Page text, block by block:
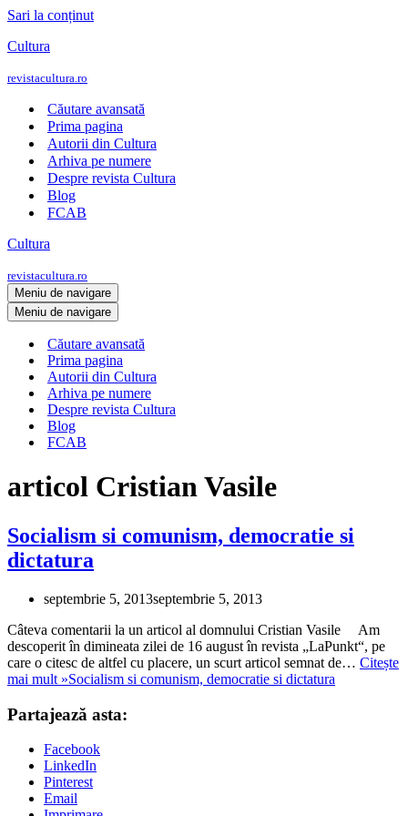
Sari la conținut
Cultura
revistacultura.ro
Căutare avansată
Prima pagina
Autorii din Cultura
Arhiva pe numere
Despre revista Cultura
Blog
FCAB
Cultura
revistacultura.ro
Meniu de navigare
Meniu de navigare
Căutare avansată
Prima pagina
Autorii din Cultura
Arhiva pe numere
Despre revista Cultura
Blog
FCAB
articol Cristian Vasile
Socialism si comunism, democratie si
dictatura
septembrie 5, 2013septembrie 5, 2013
Câteva comentarii la un articol al domnului Cristian Vasile Am
descoperit în dimineata zilei de 16 august în revista „LaPunkt“, pe
care o citesc de altfel cu placere, un scurt articol semnat de… Citește
mai mult »Socialism si comunism, democratie si dictatura
Partajează asta:
Facebook
LinkedIn
Pinterest
Email